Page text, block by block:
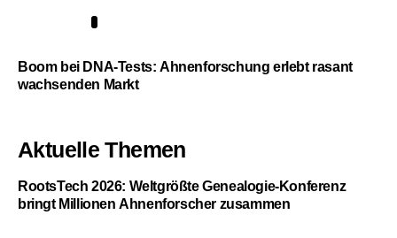
Boom bei DNA-Tests: Ahnenforschung erlebt rasant
wachsenden Markt
Aktuelle Themen
RootsTech 2026: Weltgrößte Genealogie-Konferenz
bringt Millionen Ahnenforscher zusammen